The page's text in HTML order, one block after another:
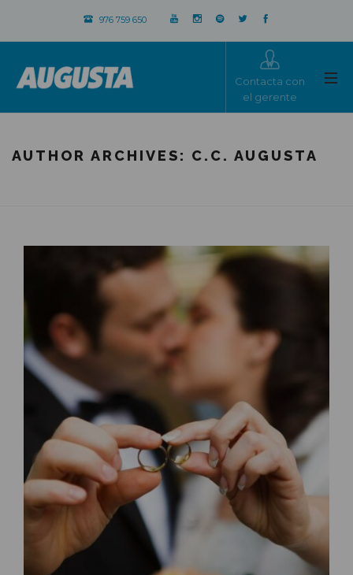
976 759 650
Contacta con
el gerente
AUTHOR ARCHIVES: C.C. AUGUSTA